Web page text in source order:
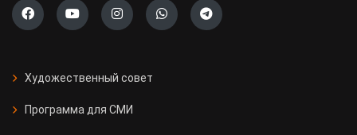
Художественный совет
Программа для СМИ